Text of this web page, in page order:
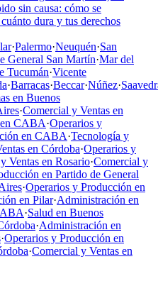
sin causa: cómo se
dura y tus derechos
·Palermo·Neuquén·San
General San Martín·Mar del
Tucumán·Vicente
·Barracas·Beccar·Núñez·
en Buenos
·Comercial y Ventas en
CABA·Operarios y
en CABA·Tecnología y
en Córdoba·Operarios y
Ventas en Rosario·Comercial y
en Partido de General
·Operarios y Producción en
en Pilar·Administración en
·Salud en Buenos
·Administración en
·Operarios y Producción en
·Comercial y Ventas en